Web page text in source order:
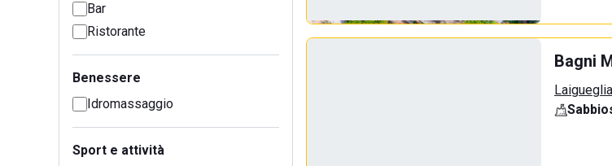
Bar
Ristorante
Benessere
Idromassaggio
Sport e attività
Bagni
Laigueglia